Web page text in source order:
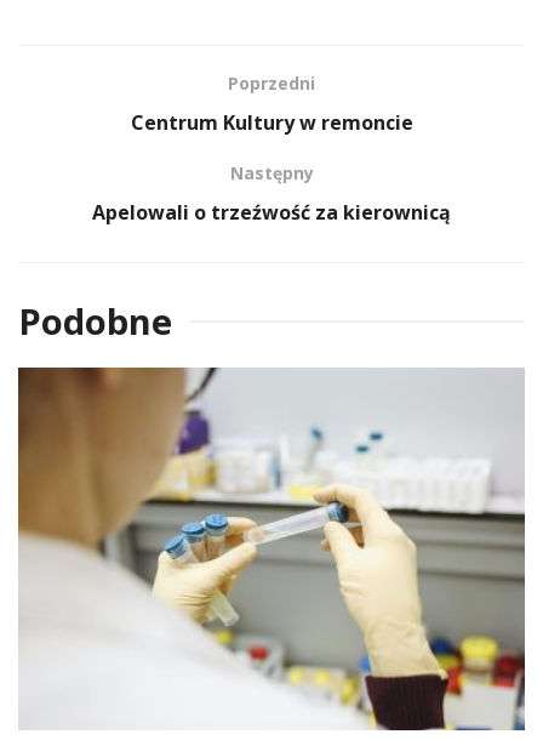
Poprzedni
Centrum Kultury w remoncie
Następny
Apelowali o trzeźwość za kierownicą
Podobne